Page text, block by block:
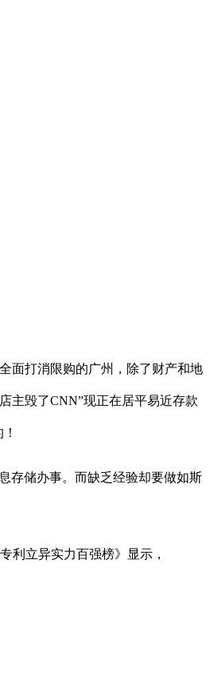
面打消限购的广州，除了财产和地
主毁了CNN”现正在居平易近存款
存储办事。而缺乏经验却要做如斯
利立异实力百强榜》显示，